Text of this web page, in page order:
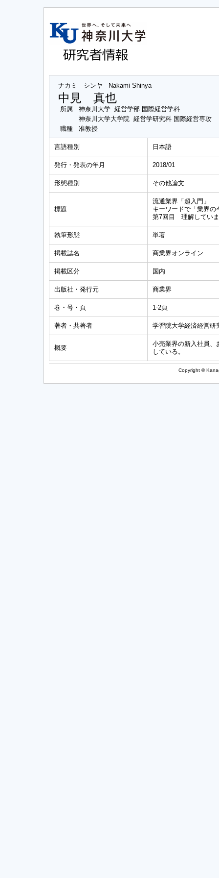
ナカミ シンヤ Nakami Shinya
中見 真也
所属
神奈川大学 経営学部 国際経営学科
神奈川大学大学院 経営学研究科 国際経営専攻
職種
准教授
言語種別 日本語
発行・発表の年月 2018/01
形態種別 その他論文
標題
流通業界「超入門」
キーワードで「業界の
第7回目 理解してい
執筆形態 単著
掲載誌名 商業界オンライン
掲載区分 国内
出版社・発行元 商業界
巻・号・頁 1-2頁
著者・共著者 学習院大学経済経営
概要
小売業界の新入社員、
している。
Copyright ©